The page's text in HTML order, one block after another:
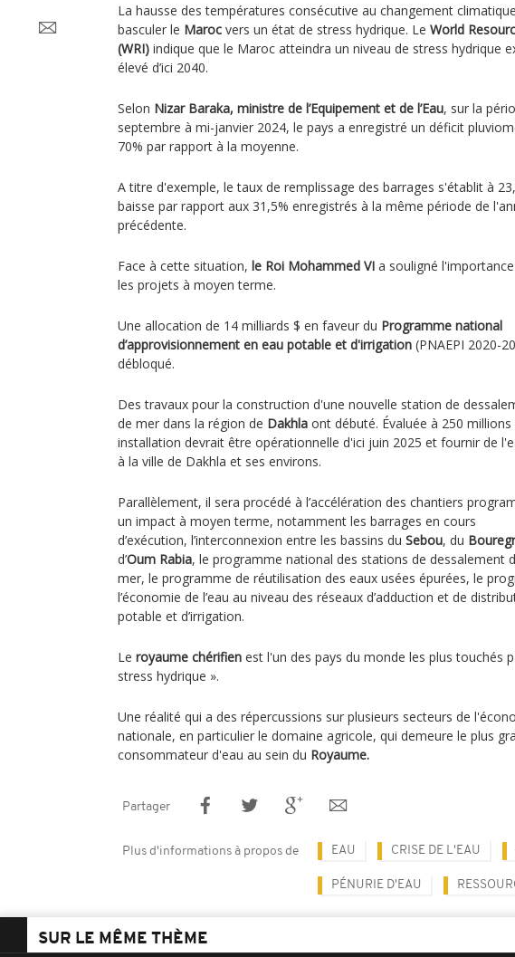
La hausse des températures consécutive au changement
basculer le Maroc vers un état de stress hydrique. Le World
(WRI) indique que le Maroc atteindra un niveau de stress hydrique
élevé d’ici 2040.
Selon Nizar Baraka, ministre de l’Equipement et de l’Eau, sur la
septembre à mi-janvier 2024, le pays a enregistré un déficit
70% par rapport à la moyenne.
A titre d'exemple, le taux de remplissage des barrages s'établit à
baisse par rapport aux 31,5% enregistrés à la même période de
précédente.
Face à cette situation, le Roi Mohammed VI a souligné
les projets à moyen terme.
Une allocation de 14 milliards $ en faveur du Programme national
d’approvisionnement en eau potable et d'irrigation (PNAEPI 2020-
débloqué.
Des travaux pour la construction d'une nouvelle station de
de mer dans la région de Dakhla ont débuté. Évaluée à 250
installation devrait être opérationnelle d'ici juin 2025 et fournir de
à la ville de Dakhla et ses environs.
Parallèlement, il sera procédé à l’accélération des chantiers
un impact à moyen terme, notamment les barrages en cours
d’exécution, l’interconnexion entre les bassins du Sebou, du
d’Oum Rabia, le programme national des stations de dessalement
mer, le programme de réutilisation des eaux usées épurées, le
l’économie de l’eau au niveau des réseaux d’adduction et de
potable et d’irrigation.
Le royaume chérifien est l'un des pays du monde les plus touchés
stress hydrique ».
Une réalité qui a des répercussions sur plusieurs secteurs de
nationale, en particulier le domaine agricole, qui demeure le plus
consommateur d'eau au sein du Royaume.
Partager
Plus d'informations à propos de EAU CRISE DE L'EAU
PÉNURIE D'EAU
SUR LE MÊME THÈME